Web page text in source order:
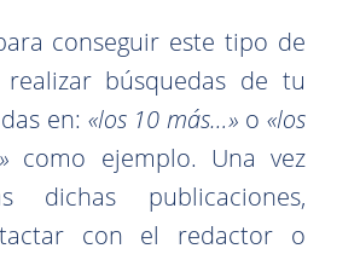
conseguir este tipo de
realizar búsquedas de tu
en: «los 10 más…» o«los
como ejemplo. Una vez
dichas publicaciones,
con el redactor o